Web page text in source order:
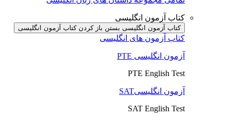
کتاب آزمون انگلیسی
کتاب آزمون انگلیسی بستن باز کردن کتاب آزمون انگلیسی
کتاب آزمون های انگلیسی
آزمون انگلیسی PTE
PTE English Test
آزمون انگلیسیSAT
SAT English Test